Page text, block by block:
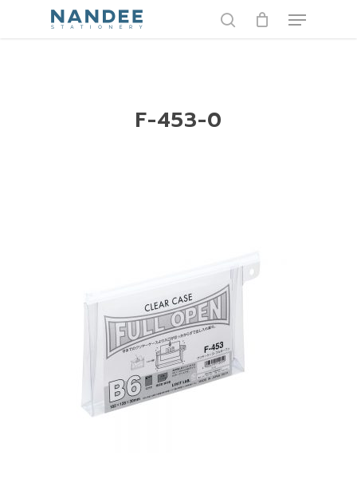
Menu
F-453-0